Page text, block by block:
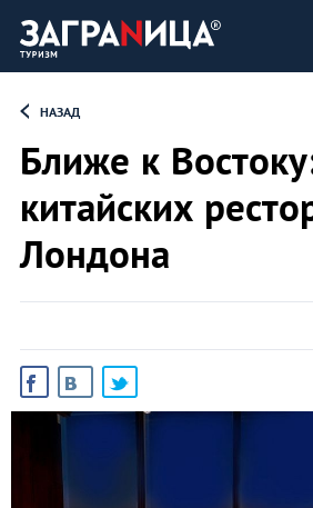
НАЗАД
Ближе к
китайских
Лондона